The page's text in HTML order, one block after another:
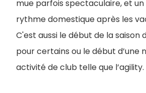
mue parfois spectaculaire, et
rythme domestique après les
C'est aussi le début de la saison
pour certains ou le début d’une
activité de club telle que l’agility.